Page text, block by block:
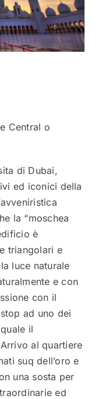
Central o
di Dubai,
ed iconici della
la “moschea
è
triangolari e
luce naturale
e con
con il
ad uno dei
il
al quartiere
suq dell’oro e
una sosta per
ed